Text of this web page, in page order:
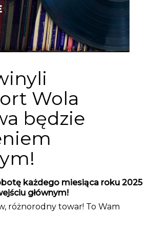
Wola
będzie
każdego miesiąca roku 2025
głównym!
różnorodny towar! To Wam